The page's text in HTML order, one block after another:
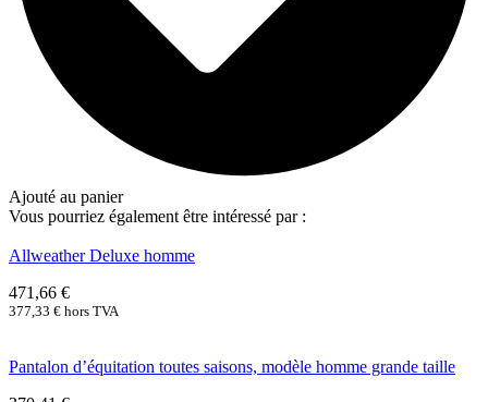
Ajouté au panier
Vous pourriez également être intéressé par :
Allweather Deluxe homme
471,66 €
377,33 € hors TVA
Pantalon d’équitation toutes saisons, modèle homme grande taille